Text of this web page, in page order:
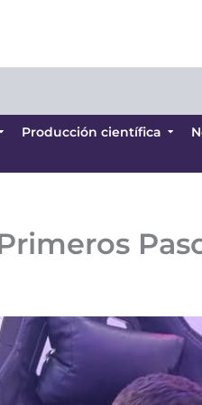
Producción científica